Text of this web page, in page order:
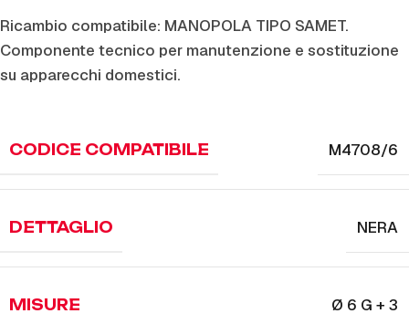
Ricambio compatibile: MANOPOLA TIPO SAMET.
Componente tecnico per manutenzione e sostituzione
su apparecchi domestici.
CODICE COMPATIBILE M4708/6
DETTAGLIO NERA
MISURE Ø 6 G + 3